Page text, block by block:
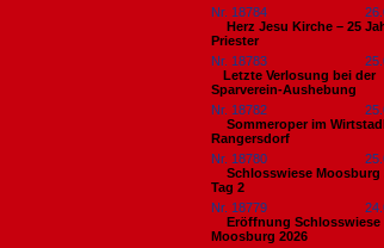
Nr. 18784
Herz Jesu Kirche – 25
Priester
Nr. 18783
​Letzte Verlosung bei der
Sparverein-Aushebung
Nr. 18782
Sommeroper im
Rangersdorf
Nr. 18780
Schlosswiese Moosburg
Tag 2
Nr. 18779
Eröffnung Schlosswiese
Moosburg 2026